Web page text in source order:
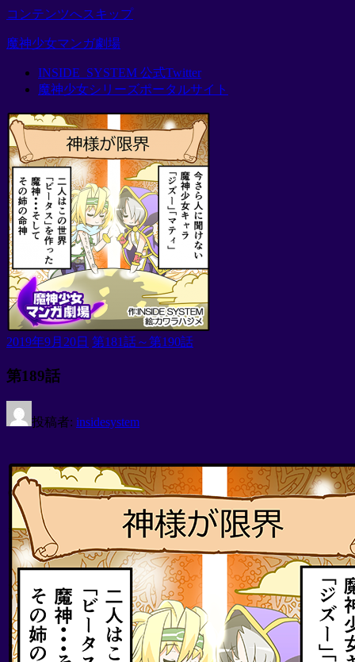
コンテンツへスキップ
魔神少女マンガ劇場
金
曜
日
の
20
時
前
後
に
更
新
し
て
い
ま
す。
INSIDE_SYSTEM 公式Twitter
魔神少女シリーズポータルサイト
2019年9月20日 第181話～第190話
第189話
投稿者: insidesystem